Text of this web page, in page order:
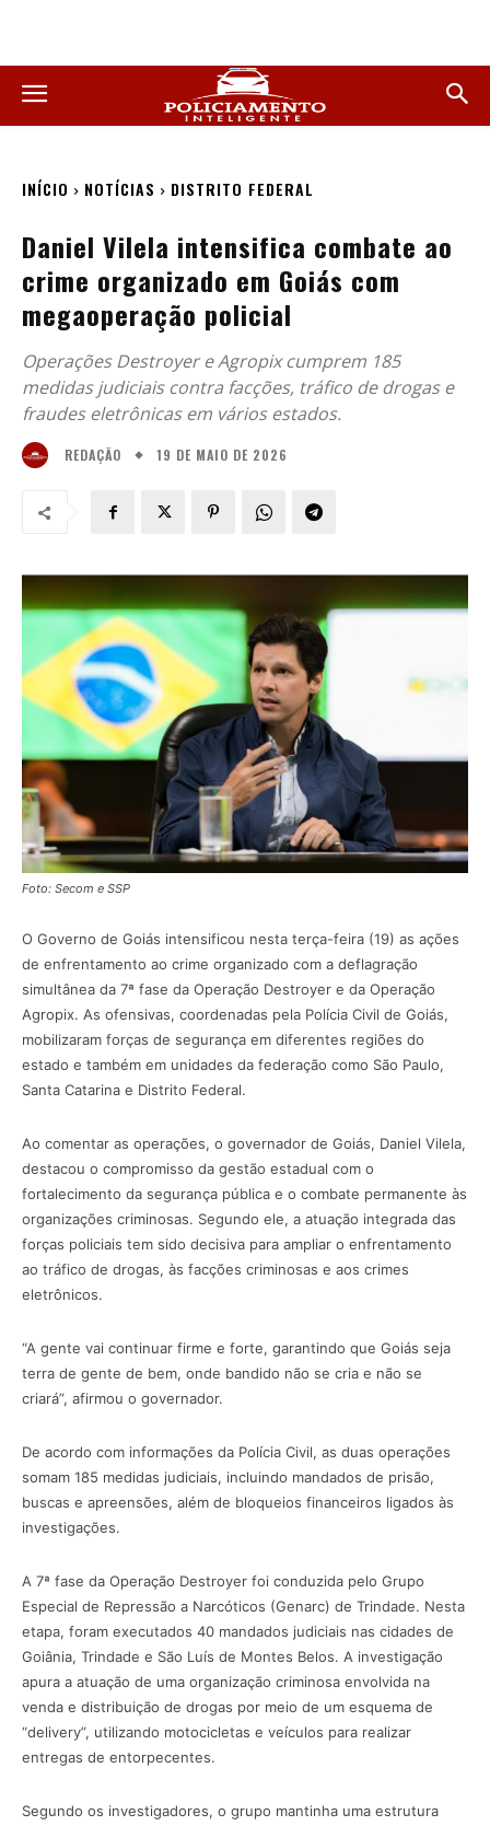
INÍCIO NOTÍCIAS DISTRITO FEDERAL
Daniel Vilela intensifica combate ao
crime organizado em Goiás com
megaoperação policial
Operações Destroyer e Agropix cumprem 185
medidas judiciais contra facções, tráfico de drogas e
fraudes eletrônicas em vários estados.
REDAÇÃO 19 DE MAIO DE 2026
Foto: Secom e SSP
O Governo de Goiás intensificou nesta terça-feira (19) as ações
de enfrentamento ao crime organizado com a deflagração
simultânea da 7ª fase da Operação Destroyer e da Operação
Agropix. As ofensivas, coordenadas pela Polícia Civil de Goiás,
mobilizaram forças de segurança em diferentes regiões do
estado e também em unidades da federação como São Paulo,
Santa Catarina e Distrito Federal.
Ao comentar as operações, o governador de Goiás, Daniel Vilela,
destacou o compromisso da gestão estadual com o
fortalecimento da segurança pública e o combate permanente às
organizações criminosas. Segundo ele, a atuação integrada das
forças policiais tem sido decisiva para ampliar o enfrentamento
ao tráfico de drogas, às facções criminosas e aos crimes
eletrônicos.
“A gente vai continuar firme e forte, garantindo que Goiás seja
terra de gente de bem, onde bandido não se cria e não se
criará”, afirmou o governador.
De acordo com informações da Polícia Civil, as duas operações
somam 185 medidas judiciais, incluindo mandados de prisão,
buscas e apreensões, além de bloqueios financeiros ligados às
investigações.
A 7ª fase da Operação Destroyer foi conduzida pelo Grupo
Especial de Repressão a Narcóticos (Genarc) de Trindade. Nesta
etapa, foram executados 40 mandados judiciais nas cidades de
Goiânia, Trindade e São Luís de Montes Belos. A investigação
apura a atuação de uma organização criminosa envolvida na
venda e distribuição de drogas por meio de um esquema de
“delivery”, utilizando motocicletas e veículos para realizar
entregas de entorpecentes.
Segundo os investigadores, o grupo mantinha uma estrutura